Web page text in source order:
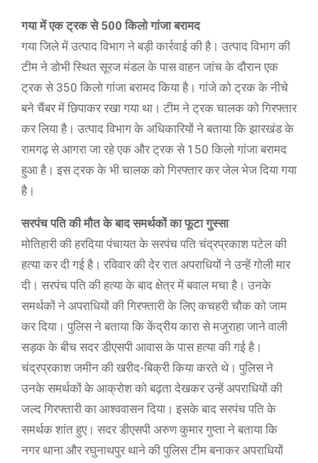
गया में एक ट्रक से 500 किलो गांजा बरामद
गया जिले में उत्पाद विभाग ने बड़ी कार्रवाई की है। उत्पाद विभाग की
टीम ने डोभी स्थित सूरज मंडल के पास वाहन जांच के दौरान एक
ट्रक से 350 किलो गांजा बरामद किया है। गांजे को ट्रक के नीचे
बने चैंबर में छिपाकर रखा गया था। टीम ने ट्रक चालक को गिरफ्तार
कर लिया है। उत्पाद विभाग के अधिकारियों ने बताया कि झारखंड के
रामगढ़ से आगरा जा रहे एक और ट्रक से 150 किलो गांजा बरामद
हुआ है। इस ट्रक के भी चालक को गिरफ्तार कर जेल भेज दिया गया
है।
सरपंच पति की मौत के बाद समर्थकों का फूटा गुस्सा
मोतिहारी की हरदिया पंचायत के सरपंच पति चंद्रप्रकाश पटेल की
हत्या कर दी गई है। रविवार की देर रात अपराधियों ने उन्हें गोली मार
दी। सरपंच पति की हत्या के बाद क्षेत्र में बवाल मचा है। उनके
समर्थकों ने अपराधियों की गिरफ्तारी के लिए कचहरी चौक को जाम
कर दिया। पुलिस ने बताया कि केंद्रीय कारा से मजुराहा जाने वाली
सड़क के बीच सदर डीएसपी आवास के पास हत्या की गई है।
चंद्रप्रकाश जमीन की खरीद-बिक्री किया करते थे। पुलिस ने
उनके समर्थकों के आक्रोश को बढ़ता देखकर उन्हें अपराधियों की
जल्द गिरफ्तारी का आश्ववासन दिया। इसके बाद सरपंच पति के
समर्थक शांत हुए। सदर डीएसपी अरुण कुमार गुप्ता ने बताया कि
नगर थाना और रघुनाथपुर थाने की पुलिस टीम बनाकर अपराधियों